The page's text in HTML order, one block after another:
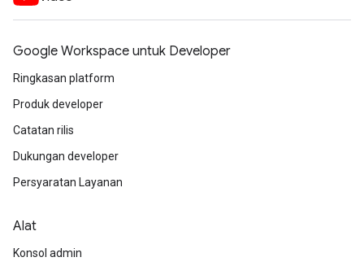
Google Workspace untuk Developer
Ringkasan platform
Produk developer
Catatan rilis
Dukungan developer
Persyaratan Layanan
Alat
Konsol admin